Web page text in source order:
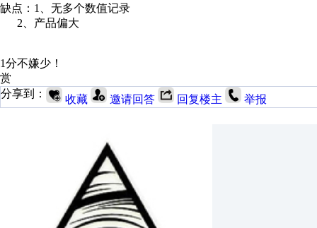
缺点：1、无多个数值记录
2、产品偏大
1分不嫌少！
赏
分享到：
收藏 邀请回答 回复楼主 举报